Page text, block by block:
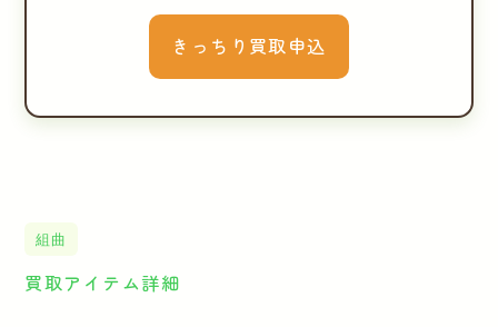
きっちり買取申込
組曲
買取アイテム詳細